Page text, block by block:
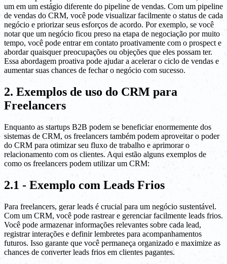
um em um estágio diferente do pipeline de vendas. Com um pipeline
de vendas do CRM, você pode visualizar facilmente o status de cada
negócio e priorizar seus esforços de acordo. Por exemplo, se você
notar que um negócio ficou preso na etapa de negociação por muito
tempo, você pode entrar em contato proativamente com o prospect e
abordar quaisquer preocupações ou objeções que eles possam ter.
Essa abordagem proativa pode ajudar a acelerar o ciclo de vendas e
aumentar suas chances de fechar o negócio com sucesso.
2. Exemplos de uso do CRM para
Freelancers
Enquanto as startups B2B podem se beneficiar enormemente dos
sistemas de CRM, os freelancers também podem aproveitar o poder
do CRM para otimizar seu fluxo de trabalho e aprimorar o
relacionamento com os clientes. Aqui estão alguns exemplos de
como os freelancers podem utilizar um CRM:
2.1 - Exemplo com Leads Frios
Para freelancers, gerar leads é crucial para um negócio sustentável.
Com um CRM, você pode rastrear e gerenciar facilmente leads frios.
Você pode armazenar informações relevantes sobre cada lead,
registrar interações e definir lembretes para acompanhamentos
futuros. Isso garante que você permaneça organizado e maximize as
chances de converter leads frios em clientes pagantes.